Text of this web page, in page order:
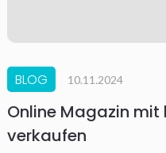
BLOG 10.11.2024
Online Magazin mit
verkaufen